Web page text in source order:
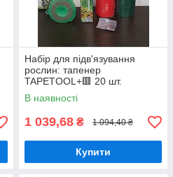
Набір для підв'язування
рослин: тапенер
TAPETOOL+🟥 20 шт.
червоних стрічок+ 🟩20 шт.
зелених стрічок + скоби
В наявності
1 039,68 ₴ 1 094,40 ₴
Купити